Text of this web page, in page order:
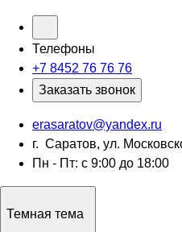
Телефоны
+7 8452 76 76 76
Заказать звонок
erasaratov@yandex.ru
г. Саратов, ул.
Пн - Пт: с 9:00 до 18:00
Темная тема